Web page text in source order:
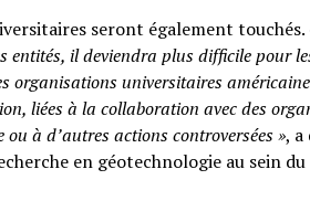
seront également touchés.
entités, il deviendra plus difficile pour
organisations universitaires
liées à la collaboration avec des
à d’autres actions controversées »,
en géotechnologie au sein